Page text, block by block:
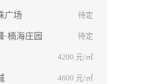
广场 待定
·楠海庄园 待定
4200 元/㎡
4600 元/㎡